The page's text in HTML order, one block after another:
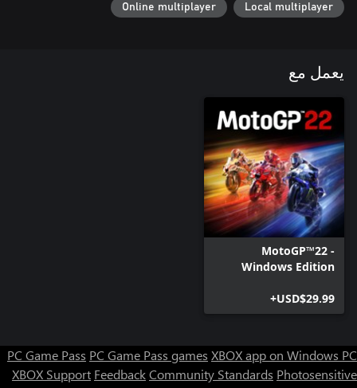
Local multiplayer
Online multiplayer
يعمل مع
MotoGP™22 -
Windows Edition
USD$29.99+
PC Game Pass PC Game Pass games XBOX app on Windows PC
XBOX Support FeedbackCommunity Standards Photosensitive